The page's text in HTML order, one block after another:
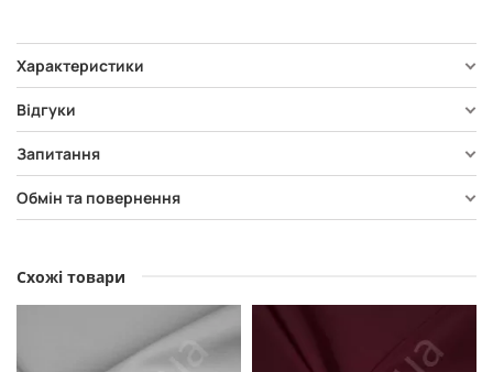
Характеристики
Відгуки
Запитання
Обмін та повернення
Схожі товари